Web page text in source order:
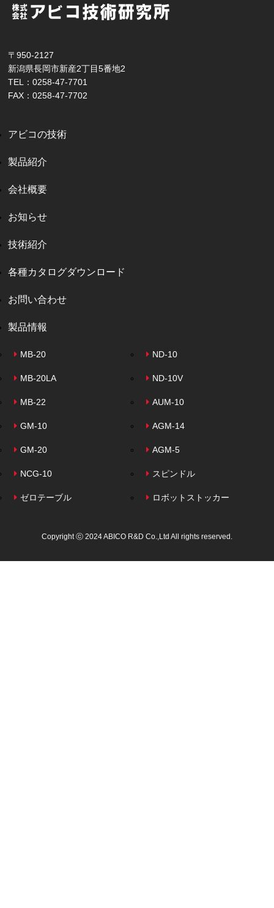
〒950-2127
新潟県長岡市新産2丁目5番地2
TEL：0258-47-7701
FAX：0258-47-7702
アビコの技術
製品紹介
会社概要
お知らせ
技術紹介
各種カタログダウンロード
お問い合わせ
製品情報
MB-20 ND-10
MB-20LA ND-10V
MB-22 AUM-10
GM-10 AGM-14
GM-20 AGM-5
NCG-10 スピンドル
ゼロテーブル ロボットストッカー
Copyright ⓒ 2024 ABICO R&D Co.,Ltd All rights reserved.